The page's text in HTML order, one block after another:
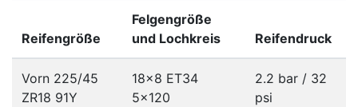
Reifengröße
Felgengröße
und Lochkreis
Reifendruck
Vorn 225/45
ZR18 91Y
18x8 ET34
5x120
2.2 bar / 32
psi